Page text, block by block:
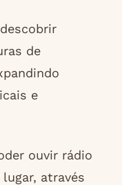
de
e
ouvir rádio
através